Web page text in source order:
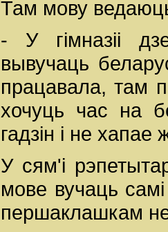
Там мову
- У гімназіі
вывучаць
працавала, там
хочуць час на
гадзін і не
У сям'і
мове вучаць
першаклашкам